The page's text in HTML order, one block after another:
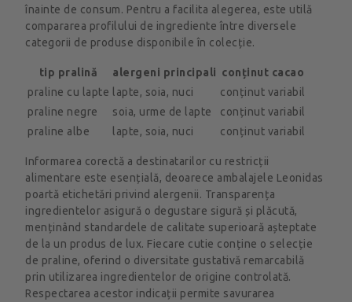
înainte de consum. Pentru a facilita alegerea, este utilă
compararea profilului de ingrediente între diversele
categorii de produse disponibile în colecție.
tip pralină alergeni principali conținut cacao
praline cu lapte lapte, soia, nuci
conținut variabil
praline negre
soia, urme de lapte
conținut variabil
praline albe
lapte, soia, nuci conținut variabil
Informarea corectă a destinatarilor cu restricții
alimentare este esențială, deoarece ambalajele Leonidas
poartă etichetări privind alergenii. Transparența
ingredientelor asigură o degustare sigură și plăcută,
menținând standardele de calitate superioară așteptate
de la un produs de lux. Fiecare cutie conține o selecție
de praline, oferind o diversitate gustativă remarcabilă
prin utilizarea ingredientelor de origine controlată.
Respectarea acestor indicații permite savurarea